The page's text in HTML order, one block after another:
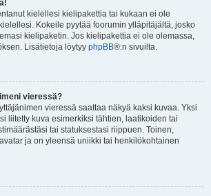
kielellesi kielipakettia tai kukaan ei ole
Kokeile pyytää foorumin ylläpitäjältä, josko
kielipaketin. Jos kielipakettia ei ole olemassa,
Lisätietoja löytyy phpBB®:n sivuilta.
vieressä?
vieressä saattaa näkyä kaksi kuvaa. Yksi
liitetty kuva esimerkiksi tähtien, laatikoiden tai
tai statuksestasi riippuen. Toinen,
ja on yleensä uniikki tai henkilökohtainen